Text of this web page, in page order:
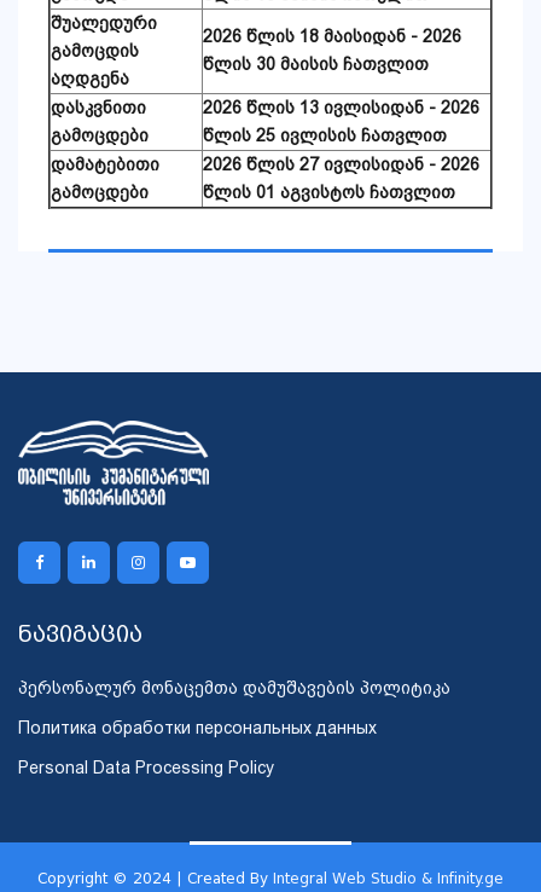
შუალედური
გამოცდის
აღდგენა
2026 წლის 18 მაისიდან - 2026
წლის 30 მაისის ჩათვლით
დასკვნითი
გამოცდები
2026 წლის 13 ივლისიდან - 2026
წლის 25 ივლისის ჩათვლით
დამატებითი
გამოცდები
2026 წლის 27 ივლისიდან - 2026
წლის 01 აგვისტოს ჩათვლით
ნავიგაცია
პერსონალურ მონაცემთა დამუშავების პოლიტიკა
Политика обработки персональных данных
Personal Data Processing Policy
Copyright © 2024 | Created By Integral Web Studio & Infinity.ge